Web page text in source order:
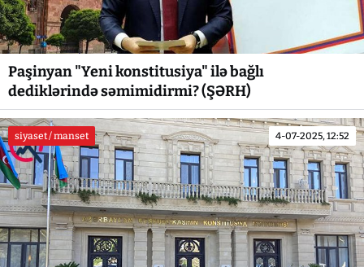
Paşinyan "Yeni konstitusiya" ilə bağlı
dediklərində səmimidirmi? (ŞƏRH)
siyaset / manset 4-07-2025, 12:52